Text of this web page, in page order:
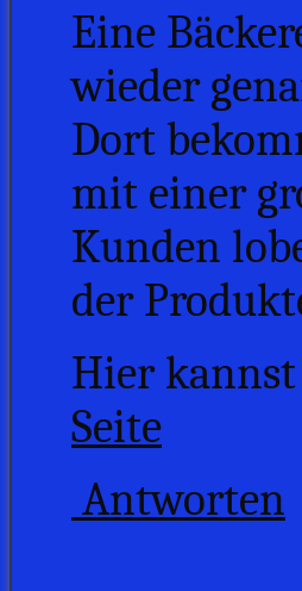
Eine
wieder
Dort
mit einer
Kunden
der
Hier
Seite
Antworten